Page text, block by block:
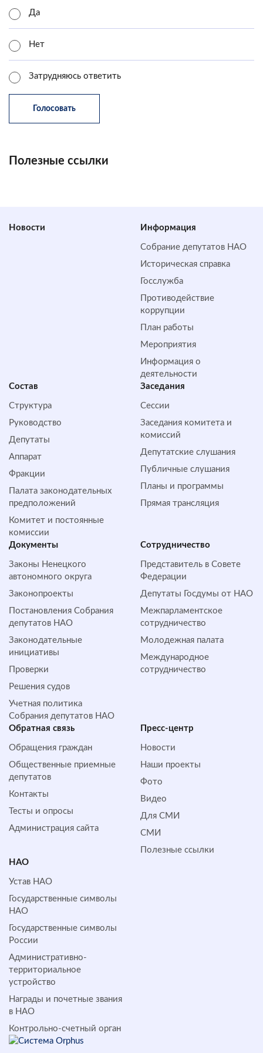
Да
Нет
Затрудняюсь ответить
Полезные ссылки
Новости Информация
Собрание депутатов НАО
Историческая справка
Госслужба
Противодействие
коррупции
План работы
Мероприятия
Информация о
деятельности
Состав
Структура
Руководство
Депутаты
Аппарат
Фракции
Палата законодательных
предположений
Комитет и постоянные
комиссии
Заседания
Сессии
Заседания комитета и
комиссий
Депутатские слушания
Публичные слушания
Планы и программы
Прямая трансляция
Документы
Законы Ненецкого
автономного округа
Законопроекты
Постановления Собрания
депутатов НАО
Законодательные
инициативы
Проверки
Решения судов
Учетная политика
Собрания депутатов НАО
Сотрудничество
Представитель в Совете
Федерации
Депутаты Госдумы от НАО
Межпарламентское
сотрудничество
Молодежная палата
Международное
сотрудничество
Обратная cвязь
Обращения граждан
Общественные приемные
депутатов
Контакты
Тесты и опросы
Администрация сайта
Пресс-центр
Новости
Наши проекты
Фото
Видео
Для СМИ
СМИ
Полезные ссылки
НАО
Устав НАО
Государственные символы
НАО
Государственные символы
России
Административно-
территориальное
устройство
Награды и почетные звания
в НАО
Контрольно-счетный орган